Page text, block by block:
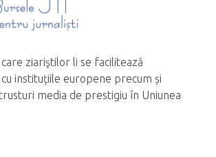
ziariştilor li se facilitează
instituțiile europene precum și
media de prestigiu în Uniunea